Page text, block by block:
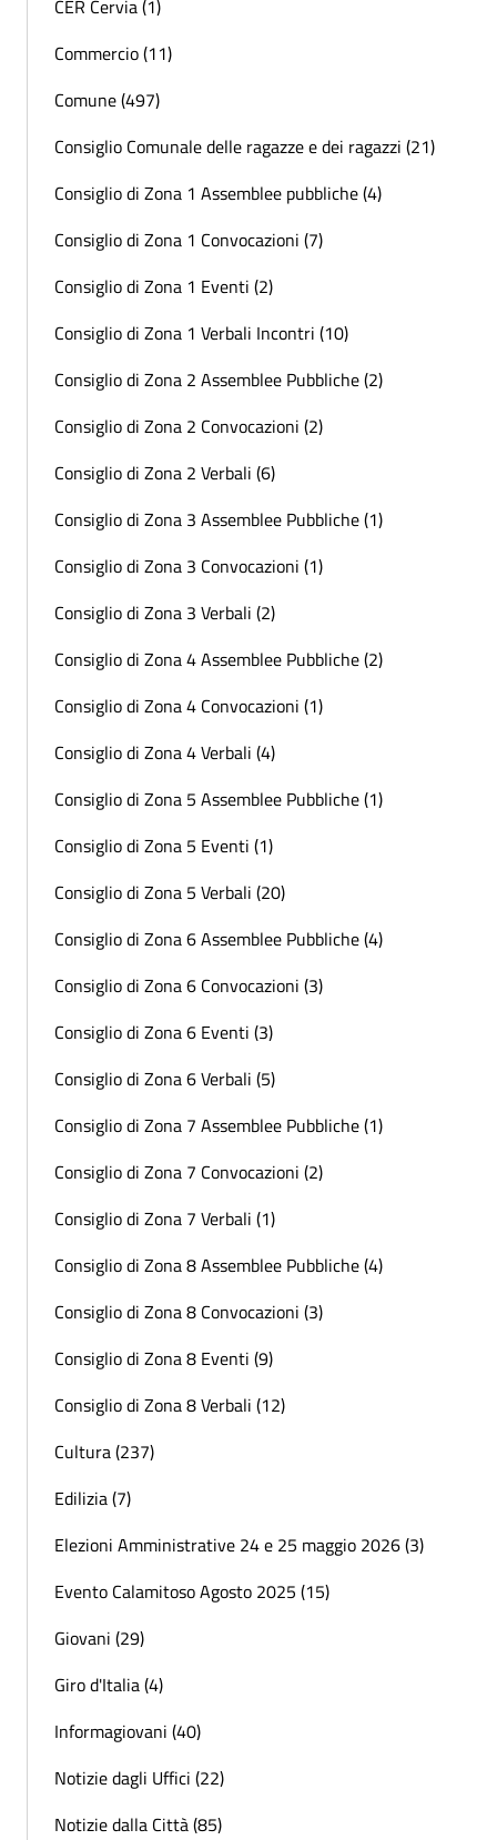
CER Cervia (1)
Commercio (11)
Comune (497)
Consiglio Comunale delle ragazze e dei ragazzi (21)
Consiglio di Zona 1 Assemblee pubbliche (4)
Consiglio di Zona 1 Convocazioni (7)
Consiglio di Zona 1 Eventi (2)
Consiglio di Zona 1 Verbali Incontri (10)
Consiglio di Zona 2 Assemblee Pubbliche (2)
Consiglio di Zona 2 Convocazioni (2)
Consiglio di Zona 2 Verbali (6)
Consiglio di Zona 3 Assemblee Pubbliche (1)
Consiglio di Zona 3 Convocazioni (1)
Consiglio di Zona 3 Verbali (2)
Consiglio di Zona 4 Assemblee Pubbliche (2)
Consiglio di Zona 4 Convocazioni (1)
Consiglio di Zona 4 Verbali (4)
Consiglio di Zona 5 Assemblee Pubbliche (1)
Consiglio di Zona 5 Eventi (1)
Consiglio di Zona 5 Verbali (20)
Consiglio di Zona 6 Assemblee Pubbliche (4)
Consiglio di Zona 6 Convocazioni (3)
Consiglio di Zona 6 Eventi (3)
Consiglio di Zona 6 Verbali (5)
Consiglio di Zona 7 Assemblee Pubbliche (1)
Consiglio di Zona 7 Convocazioni (2)
Consiglio di Zona 7 Verbali (1)
Consiglio di Zona 8 Assemblee Pubbliche (4)
Consiglio di Zona 8 Convocazioni (3)
Consiglio di Zona 8 Eventi (9)
Consiglio di Zona 8 Verbali (12)
Cultura (237)
Edilizia (7)
Elezioni Amministrative 24 e 25 maggio 2026 (3)
Evento Calamitoso Agosto 2025 (15)
Giovani (29)
Giro d'Italia (4)
Informagiovani (40)
Notizie dagli Uffici (22)
Notizie dalla Città (85)